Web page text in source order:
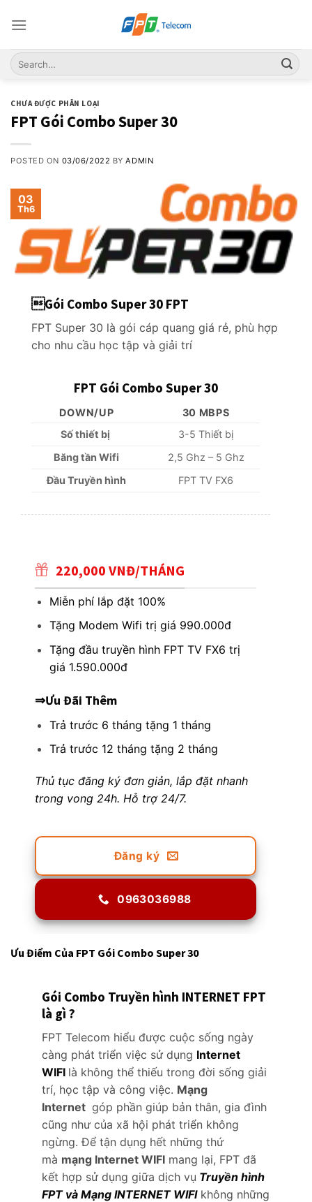
CHƯA ĐƯỢC PHÂN LOẠI
FPT Gói Combo Super 30
POSTED ON 03/06/2022 BYADMIN
03
Th6
Gói Combo Super 30 FPT
FPT Super 30 là gói cáp quang giá rẻ, phù hợp
cho nhu cầu học tập và giải trí
FPT Gói Combo Super 30
DOWN/UP
30 MBPS
Số thiết bị
3-5 Thiết bị
Băng tần Wifi
2,5 Ghz – 5 Ghz
Đầu Truyền hình
FPT TV FX6
220,000 VNĐ/THÁNG
Miễn phí lắp đặt 100%
Tặng Modem Wifi trị giá 990.000đ
Tặng đầu truyền hình FPT TV FX6 trị
giá 1.590.000đ
⇒Ưu Đãi Thêm
Trả trước 6 tháng tặng 1 tháng
Trả trước 12 tháng tặng 2 tháng
Thủ tục đăng ký đơn giản, lắp đặt nhanh
trong vong 24h. Hỗ trợ 24/7.
Đăng ký
0963036988
Ưu Điểm Của FPT Gói Combo Super 30
Gói Combo Truyền hình INTERNET FPT
là gì ?
FPT Telecom hiểu được cuộc sống ngày
càng phát triển việc sử dụng Internet
WIFI là không thể thiếu trong đời sống giải
trí, học tập và công việc. Mạng
Internet góp phần giúp bản thân, gia đình
cũng như của xã hội phát triển không
ngừng. Để tận dụng hết những thứ
mà mạng Internet WIFI mang lại, FPT đã
kết hợp sử dụng giữa dịch vụ Truyền hình
FPT và Mạng INTERNET WIFIkhông những